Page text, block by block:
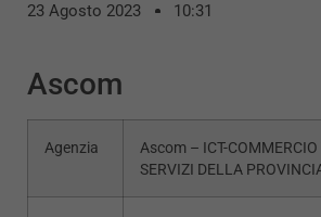
23 Agosto 2023 10:31
Ascom
Agenzia
Ascom – ICT-COMMERCIO
SERVIZI DELLA